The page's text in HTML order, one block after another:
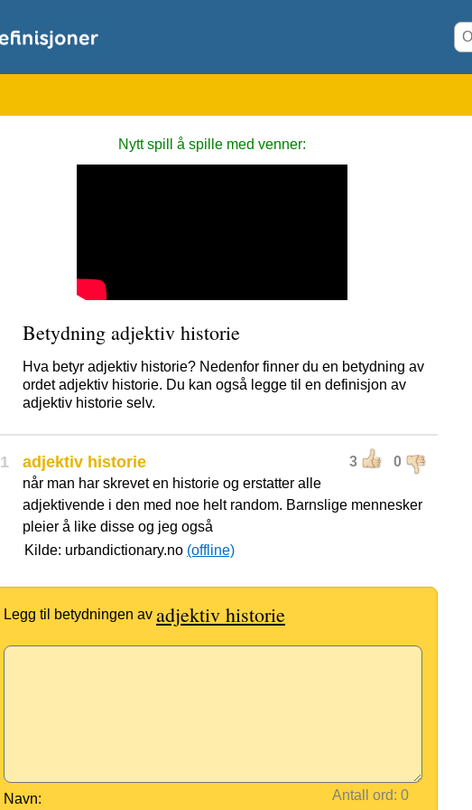
Nytt spill å spille med venner:
Betydning adjektiv historie
Hva betyr adjektiv historie? Nedenfor finner du en betydning av
ordet adjektiv historie. Du kan også legge til en definisjon av
adjektiv historie selv.
1 3 0
adjektiv historie
når man har skrevet en historie og erstatter alle
adjektivende i den med noe helt random. Barnslige mennesker
pleier å like disse og jeg også
Kilde: urbandictionary.no (offline)
Legg til betydningen av adjektiv historie
Antall ord:
Navn: